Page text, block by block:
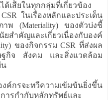
เสียในทุกกลุ่มที่เกี่ยวข้อง
ในเรื่องหลักและประเด็น
พ (Materiality) ของตัวบ่งชี้
สำคัญและเกี่ยวเนื่องกับองค์
ของกิจกรรม CSR ที่ส่งผล
ษฐกิจ สังคม และสิ่งแวดล้อม
น
ค์กรจะทวีความเข้มข้นยิ่งขึ้น
ารกำกับหลักทรัพย์และ